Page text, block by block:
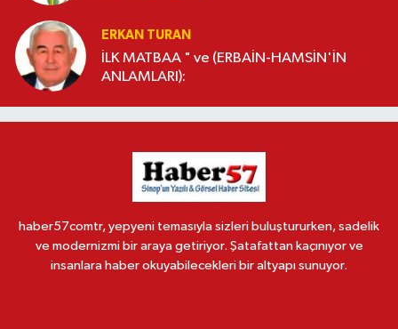
ERKAN TURAN
İLK MATBAA " ve (ERBAİN-HAMSİN'İN
ANLAMLARI):
haber57comtr, yepyeni temasıyla sizleri buluştururken, sadelik
ve modernizmi bir araya getiriyor. Şatafattan kaçınıyor ve
insanlara haber okuyabilecekleri bir altyapı sunuyor.